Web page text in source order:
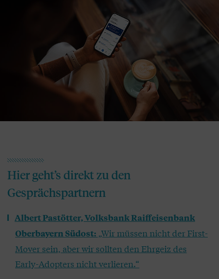
Hier geht’s direkt zu den
Gesprächspartnern
Albert Pastötter, Volksbank Raiffeisenbank
Oberbayern Südost: „Wir müssen nicht der First-
Mover sein, aber wir sollten den Ehrgeiz des
Early-Adopters nicht verlieren.“